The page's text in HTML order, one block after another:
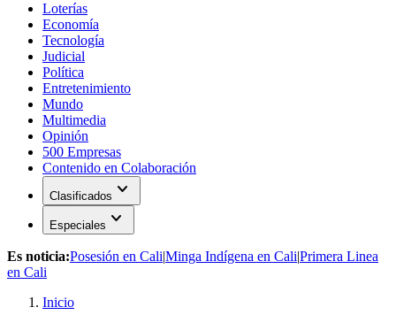
Loterías
Economía
Tecnología
Judicial
Política
Entretenimiento
Mundo
Multimedia
Opinión
500 Empresas
Contenido en Colaboración
Clasificados expand_more
Especiales expand_more
Es noticia:Posesión en Cali|Minga Indígena en Cali|Primera Linea
en Cali
Inicio